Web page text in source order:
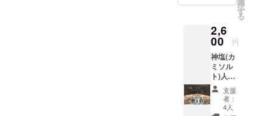
サラ
き野
菜、お
にぎり
等日常
的にご
使用い
ただけ
る定番
です。
択
す
る
2,6
00 円
神塩(カ
ミソル
ト)人気
3本セッ
ト ※ア
レルゲ
支援
者：
4人